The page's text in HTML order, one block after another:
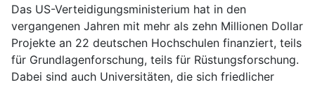
Das US-Verteidigungsministerium hat in den
vergangenen Jahren mit mehr als zehn Millionen Dollar
Projekte an 22 deutschen Hochschulen finanziert, teils
für Grundlagenforschung, teils für Rüstungsforschung.
Dabei sind auch Universitäten, die sich friedlicher